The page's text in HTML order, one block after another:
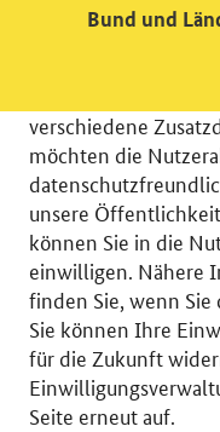
© 2026
RSS
Impressum
Einwilligung in
verschiedene
möchten die
unsere
können Sie in die
einwilligen. Nähere
finden Sie, wenn
Sie können Ihre
für die Zukunft
Seite erneut auf.
Bund und